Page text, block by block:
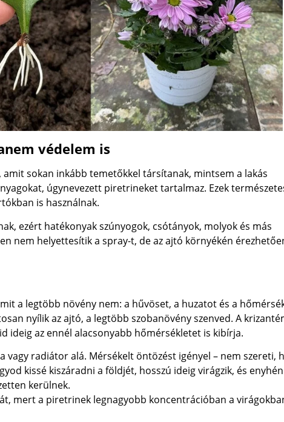
védelem is
amit sokan inkább temetőkkel társítanak, mintsem a lakás
úgynevezett piretrineket tartalmaz. Ezek
is használnak.
ezért hatékonyak szúnyogok, csótányok, molyok és más
nem helyettesítik a spray-t, de az ajtó környékén
a legtöbb növény nem: a hűvöset, a huzatot és a
nyílik az ajtó, a legtöbb szobanövény szenved. A
ideig az ennél alacsonyabb hőmérsékletet is kibírja.
vagy radiátor alá. Mérsékelt öntözést igényel – nem szereti,
kissé kiszáradni a földjét, hosszú ideig virágzik, és enyhén
kerülnek.
mert a piretrinek legnagyobb koncentrációban a